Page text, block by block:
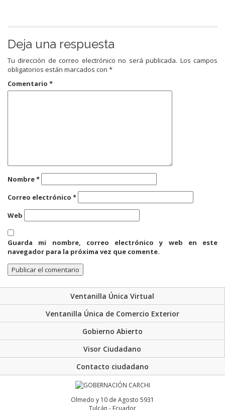
Deja una respuesta
Tu dirección de correo electrónico no será publicada. Los campos
obligatorios están marcados con *
Comentario *
Nombre*
Correo electrónico *
Web
Guarda mi nombre, correo electrónico y web en este
navegador para la próxima vez que comente.
Ventanilla Única Virtual
Ventanilla Única de Comercio Exterior
Gobierno Abierto
Visor Ciudadano
Contacto ciudadano
Olmedo y 10 de Agosto 5931